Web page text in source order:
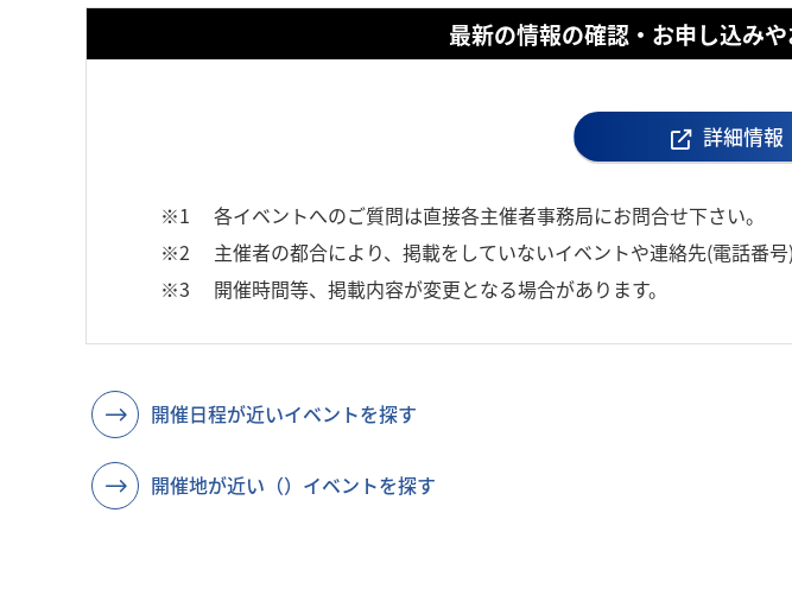
最新の情報の確認・お申し込み
詳細情報
※1
各イベントへのご質問は直接各主催者事務局にお問合せ下さい。
※2
主催者の都合により、掲載をしていないイベントや連絡先(電話番
※3
開催時間等、掲載内容が変更となる場合があります。
開催日程が近いイベントを探す
開催地が近い（）イベントを探す